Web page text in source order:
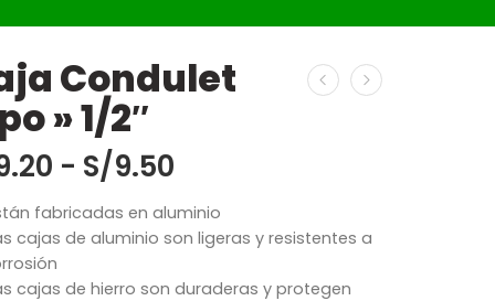
Condulet
» 1/2″
- S/9.50
fabricadas en aluminio
cajas de aluminio son ligeras y resistentes a
cajas de hierro son duraderas y protegen